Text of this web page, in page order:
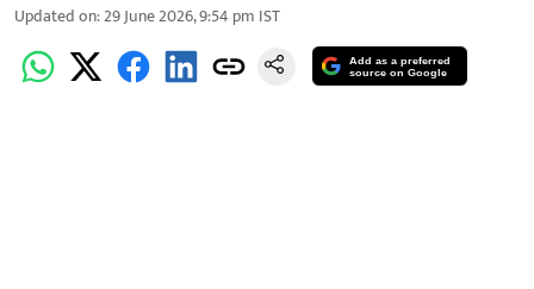
Updated on:29 June 2026, 9:54 pm IST
Add as a preferred
source on Google